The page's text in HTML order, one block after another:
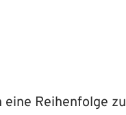
Reihenfolge